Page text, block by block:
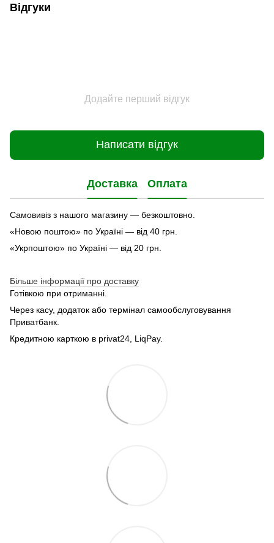
Відгуки
Додайте перший відгук
Написати відгук
Доставка Оплата
Самовивіз з нашого магазину — безкоштовно.
«Новою поштою» по Україні — від 40 грн.
«Укрпоштою» по Україні — від 20 грн.
Більше інформації про доставку
Готівкою при отриманні.
Через касу, додаток або термінал самообслуговування
Приватбанк.
Кредитною карткою в privat24, LiqPay.